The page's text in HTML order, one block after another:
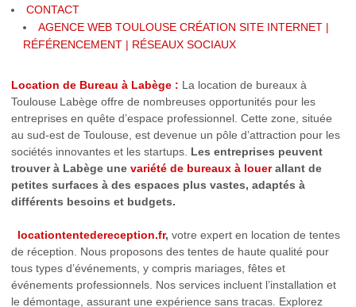
CONTACT
AGENCE WEB TOULOUSE CRÉATION SITE INTERNET |
RÉFÉRENCEMENT | RÉSEAUX SOCIAUX
Location de Bureau à Labège : La location de bureaux à
Toulouse Labège offre de nombreuses opportunités pour les
entreprises en quête d’espace professionnel. Cette zone, située
au sud-est de Toulouse, est devenue un pôle d’attraction pour les
sociétés innovantes et les startups. Les entreprises peuvent
trouver à Labège une variété de bureaux à louerallant de
petites surfaces à des espaces plus vastes, adaptés à
différents besoins et budgets.
locationtentedereception.fr, votre expert en location de tentes
de réception. Nous proposons des tentes de haute qualité pour
tous types d’événements, y compris mariages, fêtes et
événements professionnels. Nos services incluent l’installation et
le démontage, assurant une expérience sans tracas. Explorez